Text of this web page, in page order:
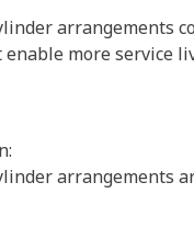
arrangements
more service
arrangements